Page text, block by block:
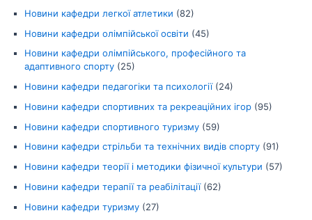
Новини кафедри легкої атлетики (82)
Новини кафедри олімпійської освіти (45)
Новини кафедри олімпійського, професійного та
адаптивного спорту (25)
Новини кафедри педагогіки та психології(24)
Новини кафедри спортивних та рекреаційних ігор (95)
Новини кафедри спортивного туризму (59)
Новини кафедри стрільби та технічних видів спорту (91)
Новини кафедри теорії і методики фізичної культури (57)
Новини кафедри терапії та реабілітації(62)
Новини кафедри туризму (27)